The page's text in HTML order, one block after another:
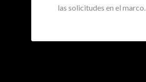
las solicitudes en el marco…